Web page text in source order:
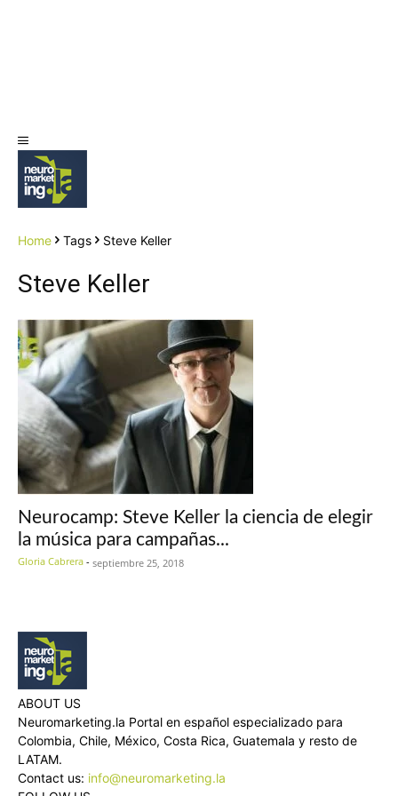
Home Tags Steve Keller
Steve Keller
Neurocamp: Steve Keller la ciencia de elegir
la música para campañas...
Gloria Cabrera - septiembre 25, 2018
ABOUT US
Neuromarketing.la Portal en español especializado para
Colombia, Chile, México, Costa Rica, Guatemala y resto de
LATAM.
Contact us: info@neuromarketing.la